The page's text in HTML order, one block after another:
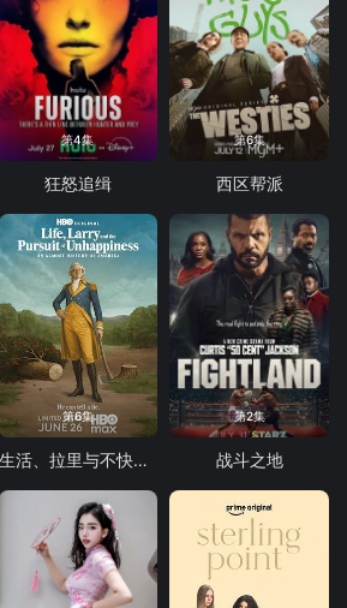
第4集
狂怒追缉
第6集
西区帮派
第6集
生活、拉里与不快乐的追求：一部美国史
第2集
战斗之地